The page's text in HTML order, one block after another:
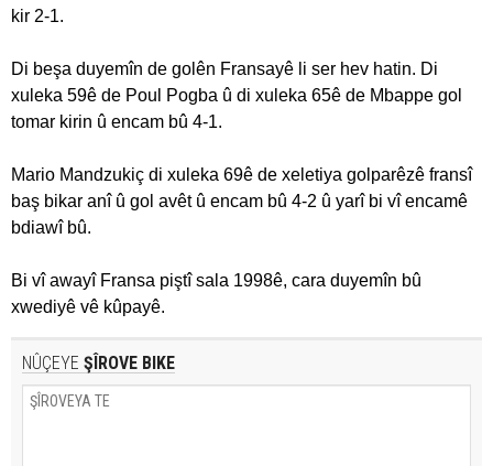
kir 2-1.
Di beşa duyemîn de golên Fransayê li ser hev hatin. Di
xuleka 59ê de Poul Pogba û di xuleka 65ê de Mbappe gol
tomar kirin û encam bû 4-1.
Mario Mandzukiç di xuleka 69ê de xeletiya golparêzê fransî
baş bikar anî û gol avêt û encam bû 4-2 û yarî bi vî encamê
bdiawî bû.
Bi vî awayî Fransa piştî sala 1998ê, cara duyemîn bû
xwediyê vê kûpayê.
NÛÇEYE ŞÎROVE BIKE